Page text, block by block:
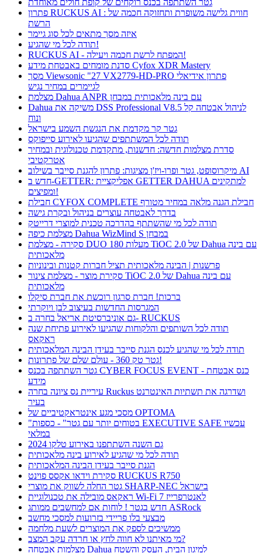
גטר השתתפה בכנס רוקחים של קופת חולים מאוחדת
פתרון RUCKUS AI : חווית גלישה משופרת ותחזוקה חכמה של
הרשת
איזה מסך מתאים לכל סוג גיימר
תודה לכל מי שהגיע!
RUCKUS AI - המפתח לרשת חכמה ויעילה!
סדנת מומחים באבטחת מידע Cyfox XDR Mastery
מסך Viewsonic "27 VX2779-HD-PRO פתרון אידיאלי
לגיימרים במחיר נגיש
מצלמת Dahua ANPR עם בינה מלאכותית במבחן
Dahua משיקה את DSS Professional V8.5 לניהול אבטחה קל
ונוח
גטר קר מקדמת את הנגשת השמע בישראל
תודה לכל המשתתפים שהגיעו לאירוע סייפוקס
סדרת מצלמות חדשה: חדשנות, מתקדמת טכנולוגית ובמחיר
אטרקטיבי
מיקרוסופט, גטר ופרו-ויז'ן מציגות: פתרון להגנת סייבר בשילוב AI
חדש ב-GETTER: אפליקציית GETTER DAHUA למתקינים
ומפיצים!
חבילת CYFOX COMPLETE חבילת הגנה מלאה במחיר מטורף
בדרך לאבטחה עוצרים בניהול ובקרת גישה
תודה לכל מי שהשתתף בהדרכה טכנית למוצרי דרייטק
מצלמת כיפה Dahua WizMind S במבחן
סקירה - מצלמת DUO 180 מעלות TiOC 2.0 של Dahua עם בינה
מלאכותית
פרשנות | הבינה מלאכותית תציל חברות קטנות ובינוניות
סקירת מוצר - מצלמת צינור TiOC 2.0 של Dahua עם בינה
מלאכותית
ברכות! חברת סרגון רוכשת את חברת סיקלו
המגרסות החדשות בעיצוב לבן ויוקרתי
גם אוניברסיטת אריאל בחרה ב- RUCKUS
תודה לכל השותפים והלקוחות שהגיעו לאירוע פתיחת שנה
ראקאס
תודה לכל מי שהגיע לכנס הגנת סייבר בעידן הבינה המלאכותית
גטר טק 360 - עולם שלם של פתרונות!
גטר השתתפה בכנס CYBER FOCUS EVENT - כנס אבטחת
מידע
עיריית נס ציונה בחרה Ruckus ושדרגה את תשתיות האינטרנט
בעיר
מסכי מגע אינטראקטיביים של OPTOMA
"בטוחים יותר עם גטר" - כספות EXECUTIVE SAFE עכשיו
במלאי
גם השנה השתתפנו באירוע טלקו 2024
תודה לכל מי שהגיע לאירוע בינה מלאכותית
הגנת סייבר בעידן הבינה המלאכותית
סקירת וידאו אקסס פוינט RUCKUS R750
גטר החלה לשווק את מוצרי SHARP-NEC בישראל
ראקאס מובילה את טכנולוגיית Wi-Fi 7 לאנטרפרייז
חדש בגטר ! לוחות אם למחשבים ממותג ASRock
מבצעי בלו פריידי בזרועות למסכי מחשב
ממשיכים לספק את המוצרים לשעת מלחמה
מי מאיתנו לא חווה לחץ או חרדה עקב המצב?
מצלמות אבטחה Dahua למיגון הבית, העסק והשטח